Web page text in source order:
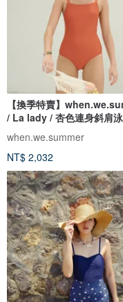
【換季特賣】
/ La lady / 杏色連身斜肩
when.we.summer
NT$ 2,032